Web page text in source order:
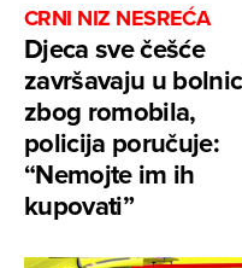
CRNI NIZ NESREĆA
Djeca sve češće
završavaju u
zbog romobila,
policija poručuje:
“Nemojte im ih
kupovati”